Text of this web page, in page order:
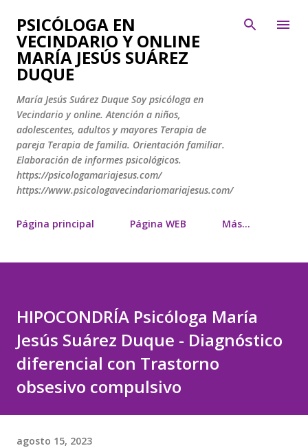
Ir al contenido principal
PSICÓLOGA EN
VECINDARIO Y ONLINE
MARÍA JESÚS SUÁREZ
DUQUE
María Jesús Suárez Duque Soy psicóloga en
Vecindario y online. Atención a niños,
adolescentes, adultos y mayores Terapia de
pareja Terapia de familia. Orientación familiar.
Elaboración de informes psicológicos.
https://psicologamariajesus.com/
https://www.psicologavecindariomariajesus.com/
Página principal Página WEB Más…
HIPOCONDRÍA Psicóloga María
Jesús Suárez Duque - Diagnóstico
diferencial con Trastorno
obsesivo compulsivo
agosto 15, 2023